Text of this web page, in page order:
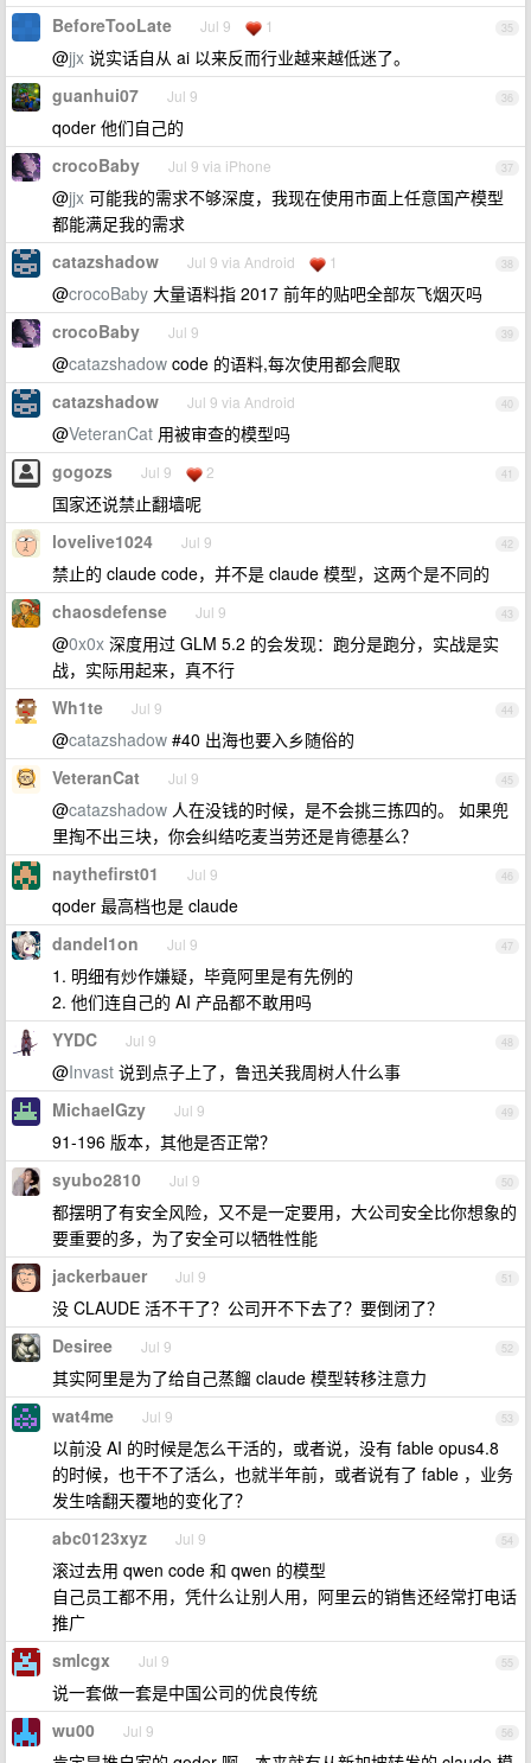
35
BeforeTooLate Jul 9 1
@jjx 说实话自从 ai 以来反而行业越来越低迷了。
36
guanhui07 Jul 9
qoder 他们自己的
37
crocoBaby Jul 9 via iPhone
@jjx 可能我的需求不够深度，我现在使用市面上任意国产模型
都能满足我的需求
38
catazshadow Jul 9 via Android 1
@crocoBaby 大量语料指 2017 前年的贴吧全部灰飞烟灭吗
39
crocoBaby Jul 9
@catazshadow code 的语料,每次使用都会爬取
40
catazshadow Jul 9 via Android
@VeteranCat 用被审查的模型吗
41
gogozs Jul 9 2
国家还说禁止翻墙呢
42
lovelive1024 Jul 9
禁止的 claude code，并不是 claude 模型，这两个是不同的
43
chaosdefense Jul 9
@0x0x 深度用过 GLM 5.2 的会发现：跑分是跑分，实战是实
战，实际用起来，真不行
44
Wh1te Jul 9
@catazshadow #40 出海也要入乡随俗的
45
VeteranCat Jul 9
@catazshadow 人在没钱的时候，是不会挑三拣四的。 如果兜
里掏不出三块，你会纠结吃麦当劳还是肯德基么？
46
naythefirst01 Jul 9
qoder 最高档也是 claude
47
dandel1on Jul 9
1. 明细有炒作嫌疑，毕竟阿里是有先例的
2. 他们连自己的 AI 产品都不敢用吗
48
YYDC Jul 9
@Invast 说到点子上了，鲁迅关我周树人什么事
49
MichaelGzy Jul 9
91-196 版本，其他是否正常？
50
syubo2810 Jul 9
都摆明了有安全风险，又不是一定要用，大公司安全比你想象的
要重要的多，为了安全可以牺牲性能
51
jackerbauer Jul 9
没 CLAUDE 活不干了？公司开不下去了？要倒闭了？
52
Desiree Jul 9
其实阿里是为了给自己蒸餾 claude 模型转移注意力
53
wat4me Jul 9
以前没 AI 的时候是怎么干活的，或者说，没有 fable opus4.8
的时候，也干不了活么，也就半年前，或者说有了 fable ，业务
发生啥翻天覆地的变化了？
54
abc0123xyz Jul 9
滚过去用 qwen code 和 qwen 的模型
自己员工都不用，凭什么让别人用，阿里云的销售还经常打电话
推广
55
smlcgx Jul 9
说一套做一套是中国公司的优良传统
56
wu00 Jul 9